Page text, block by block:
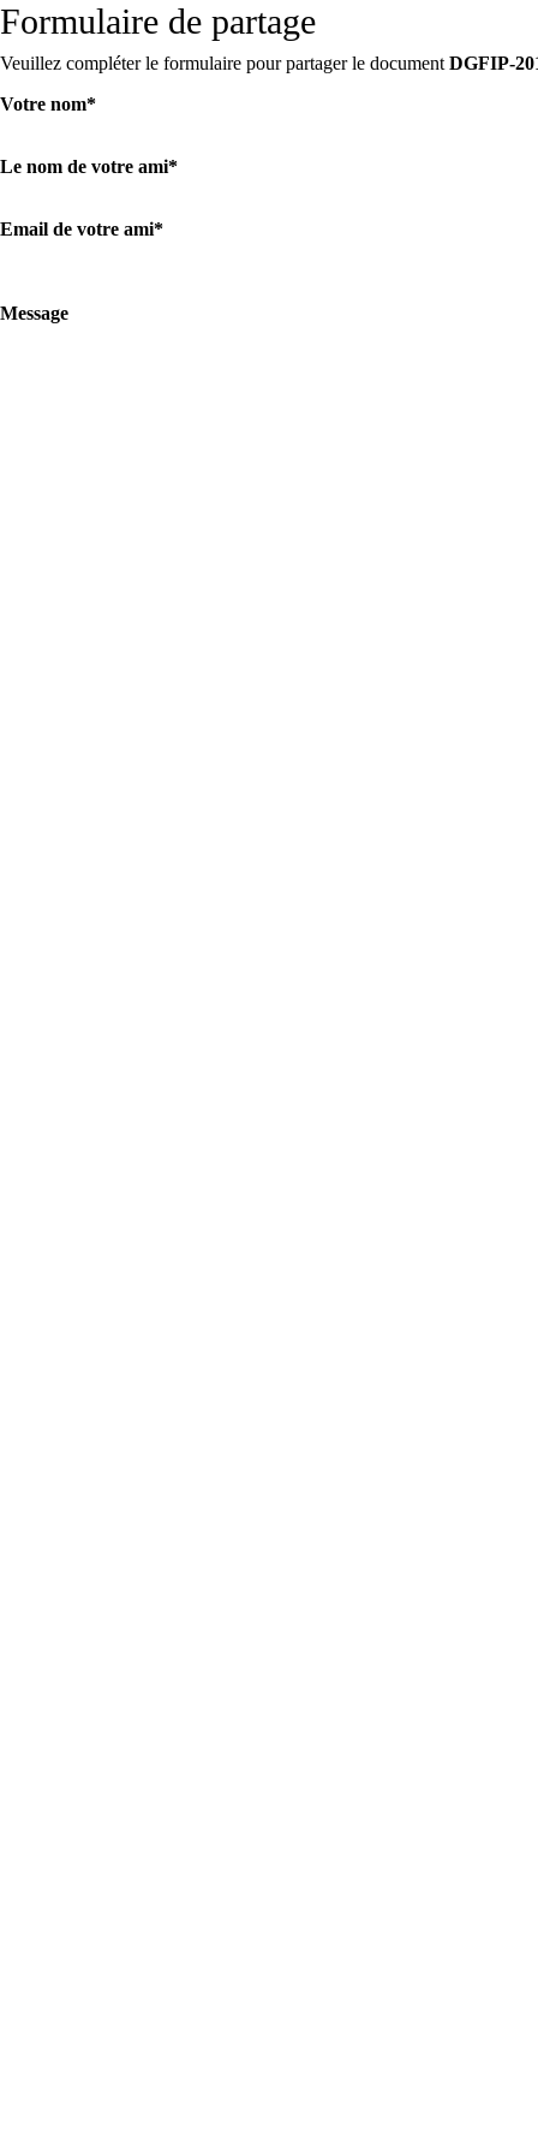
Formulaire de partage
Veuillez compléter le formulaire pour partager le document DGFIP-
Votre nom*
Le nom de votre ami*
Email de votre ami*
Message